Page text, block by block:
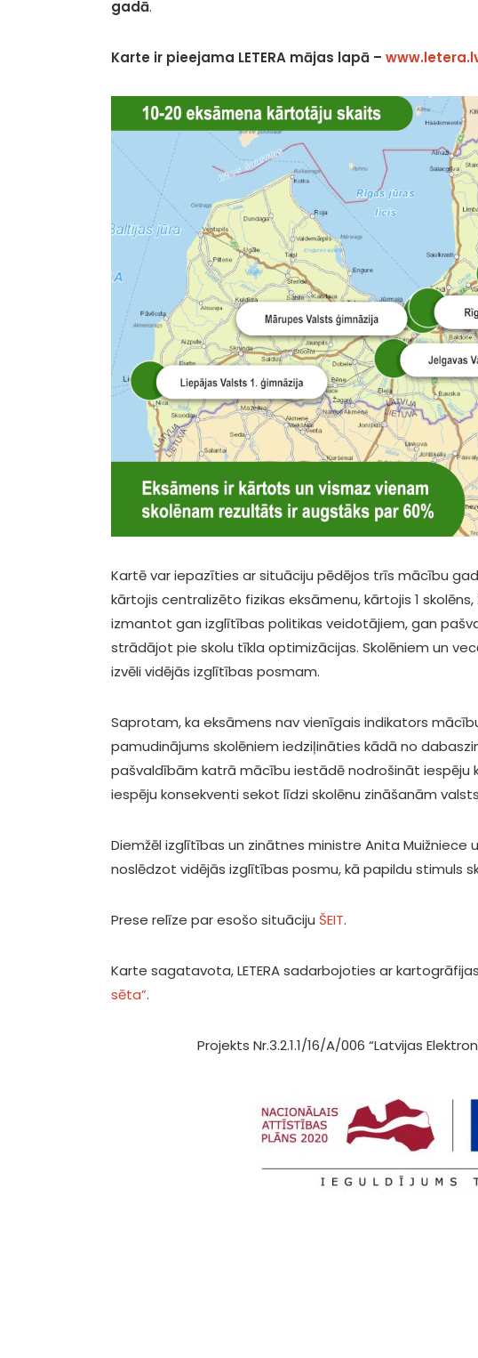
gadā.
Karte ir pieejama LETERA mājas lapā –
Kartē var iepazīties ar situāciju pēdējos trīs mācību
kārtojis centralizēto fizikas eksāmenu, kārtojis 1
izmantot gan izglītības politikas veidotājiem, gan
strādājot pie skolu tīkla optimizācijas. Skolēniem un
izvēli vidējās izglītības posmam.
Saprotam, ka eksāmens nav vienīgais indikators
pamudinājums skolēniem iedziļināties kādā no
pašvaldībām katrā mācību iestādē nodrošināt
iespēju konsekventi sekot līdzi skolēnu zināšanām
Diemžēl izglītības un zinātnes ministre Anita
noslēdzot vidējās izglītības posmu, kā papildu stimuls
Prese relīze par esošo situāciju ŠEIT.
Karte sagatavota, LETERA sadarbojoties ar
sēta”.
Projekts Nr.3.2.1.1/16/A/006 “Latvijas